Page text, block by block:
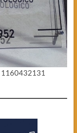
1160432131